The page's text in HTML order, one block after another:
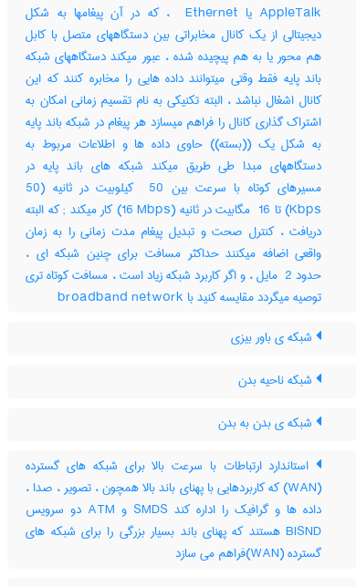
AppleTalk یا ‎ Ethernet ، که در آن پیغامها به شکل
دیجیتالی از یک کانال مخابراتی بین دستگاههای متصل با کابل
هم محور یا به هم پیچیده شده ، عبور میکند دستگاههای شبکه
باند پایه فقط وقتی میتوانند داده هایی را مخابره کنند که این
کانال اشغال نباشد ، البته تکنیکی به نام تقسیم زمانی امکان به
اشتراک گذاری کانال را فراهم میسازد هر پیغام در شبکه باند پایه
به شکل یک ((بسته)) حاوی داده ها و اطلاعات مربوط به
دستگاههای مبدا طی طریق میکند شبکه های باند پایه در
مسیرهای کوتاه با سرعت بین ‎ 50 کیلوبیت در ثانیه (‎50
Kbps) تا ‎ 16 مگابیت در ثانیه (‎16 Mbps) کار میکند‎ ; که البته
دریافت ، کنترل صحت و تبدیل پیغام مدت زمانی را به زمان
واقعی اضافه میکنند حداکثر مسافت برای چنین شبکه ای ،
حدود ‎ 2 مایل ، و اگر کاربرد شبکه زیاد است ، مسافت کوتاه تری
توصیه میگردد مقایسه کنید با ‎ broadband network
شبکه ی باور بیزی
شبکه ناحیه بدن
شبکه ی بدن به بدن
استاندارد ارتباطات با سرعت بالا برای شبکه های گسترده
(WAN) که کاربردهایی با پهنای باند بالا همچون ، تصویر ، صدا ،
داده ها و گرافیک را اداره کند SMDS و ATM دو سرویس
BISND هستند که پهنای باند بسیار بزرگی را برای شبکه های
گسترده (WAN)فراهم می سازد